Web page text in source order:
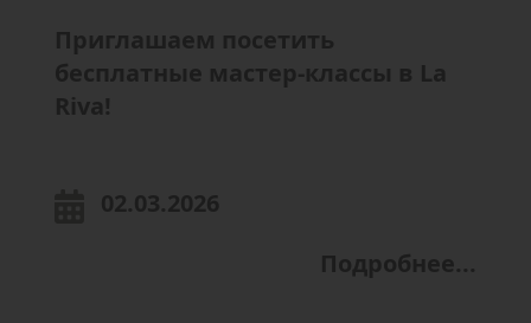
Приглашаем посетить
бесплатные мастер-классы в La
Riva!
02.03.2026
Подробнее...